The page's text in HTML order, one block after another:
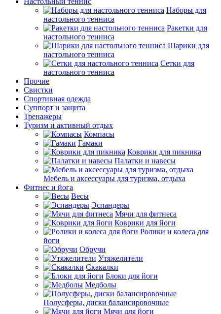
Наборы для
настольного тенниса
Ракетки для
настольного тенниса
Шарики для
настольного тенниса
Сетки для
настольного тенниса
Прочие
Свистки
Спортивная одежда
Суппорт и защита
Тренажеры
Туризм и активный отдых
Компасы
Гамаки
Коврики для пикника
Палатки и навесы
Мебель и аксессуары для туризма, отдыха
Фитнес и йога
Весы
Эспандеры
Мячи для фитнеса
Коврики для йоги
Ролики и колеса для
йоги
Обручи
Утяжелители
Скакалки
Блоки для йоги
Медболы
Полусферы, диски балансировочные
Мячи для йоги